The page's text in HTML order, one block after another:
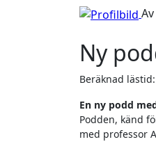
Av
Ny
Beräknad
En ny podd
Podden, känd
med professor